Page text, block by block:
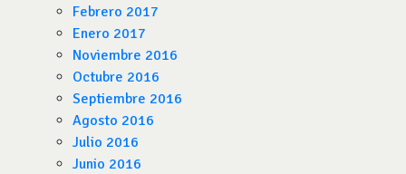
Febrero 2017
Enero 2017
Noviembre 2016
Octubre 2016
Septiembre 2016
Agosto 2016
Julio 2016
Junio 2016